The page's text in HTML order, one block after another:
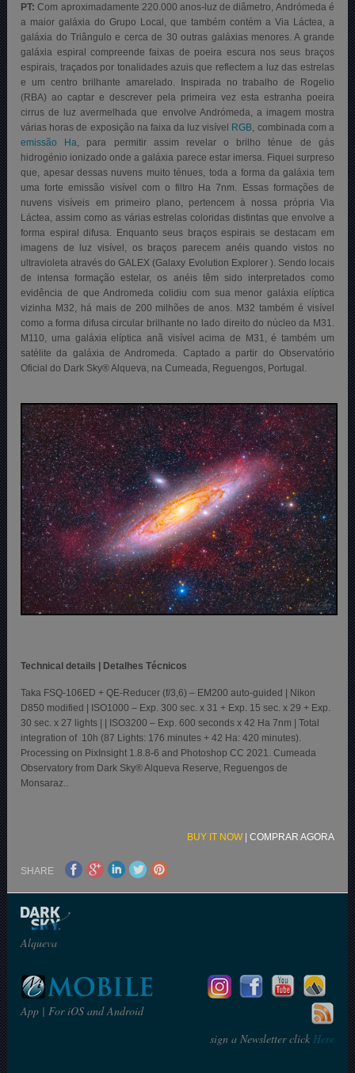
PT:Com aproximadamente 220.000 anos-luz de diâmetro, Andrómeda é
a maior galáxia do Grupo Local, que também contém a Via Láctea, a
galáxia do Triângulo e cerca de 30 outras galáxias menores. A grande
galáxia espiral compreende faixas de poeira escura nos seus braços
espirais, traçados por tonalidades azuis que reflectem a luz das estrelas
e um centro brilhante amarelado. Inspirada no trabalho de Rogelio
(RBA) ao captar e descrever pela primeira vez esta estranha poeira
cirrus de luz avermelhada que envolve Andrómeda, a imagem mostra
várias horas de exposição na faixa da luz visível RGB, combinada com a
emissão Ha, para permitir assim revelar o brilho ténue de gás
hidrogénio ionizado onde a galáxia parece estar imersa. Fiquei surpreso
que, apesar dessas nuvens muito ténues, toda a forma da galáxia tem
uma forte emissão visível com o filtro Ha 7nm. Essas formações de
nuvens visíveis em primeiro plano, pertencem à nossa própria Via
Láctea, assim como as várias estrelas coloridas distintas que envolve a
forma espiral difusa. Enquanto seus braços espirais se destacam em
imagens de luz visível, os braços parecem anéis quando vistos no
ultravioleta através do GALEX (Galaxy Evolution Explorer ). Sendo locais
de intensa formação estelar, os anéis têm sido interpretados como
evidência de que Andromeda colidiu com sua menor galáxia elíptica
vizinha M32, há mais de 200 milhões de anos. M32 também é visível
como a forma difusa circular brilhante no lado direito do núcleo da M31.
M110, uma galáxia elíptica anã visível acima de M31, é também um
satélite da galáxia de Andromeda. Captado a partir do Observatório
Oficial do Dark Sky® Alqueva, na Cumeada, Reguengos, Portugal.
Technical details | Detalhes Técnicos
Taka FSQ-106ED + QE-Reducer (f/3,6) – EM200 auto-guided | Nikon
D850 modified | ISO1000 – Exp. 300 sec. x 31 + Exp. 15 sec. x 29 + Exp.
30 sec. x 27 lights | | ISO3200 – Exp. 600 seconds x 42 Ha 7nm | Total
integration of 10h (87 Lights: 176 minutes + 42 Ha: 420 minutes).
Processing on PixInsight 1.8.8-6 and Photoshop CC 2021. Cumeada
Observatory from Dark Sky® Alqueva Reserve, Reguengos de
Monsaraz..
BUY IT NOW| COMPRAR AGORA
SHARE
Alqueva
App | For iOS and Android
sign a Newsletter clickHere